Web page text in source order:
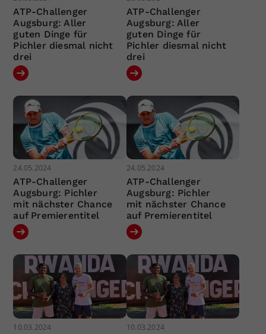
ATP-Challenger
Augsburg: Aller
guten Dinge für
Pichler diesmal nicht
drei
ATP-Challenger
Augsburg: Aller
guten Dinge für
Pichler diesmal nicht
drei
24.05.2024
ATP-Challenger
Augsburg: Pichler
mit nächster Chance
auf Premierentitel
24.05.2024
ATP-Challenger
Augsburg: Pichler
mit nächster Chance
auf Premierentitel
10.03.2024 10.03.2024